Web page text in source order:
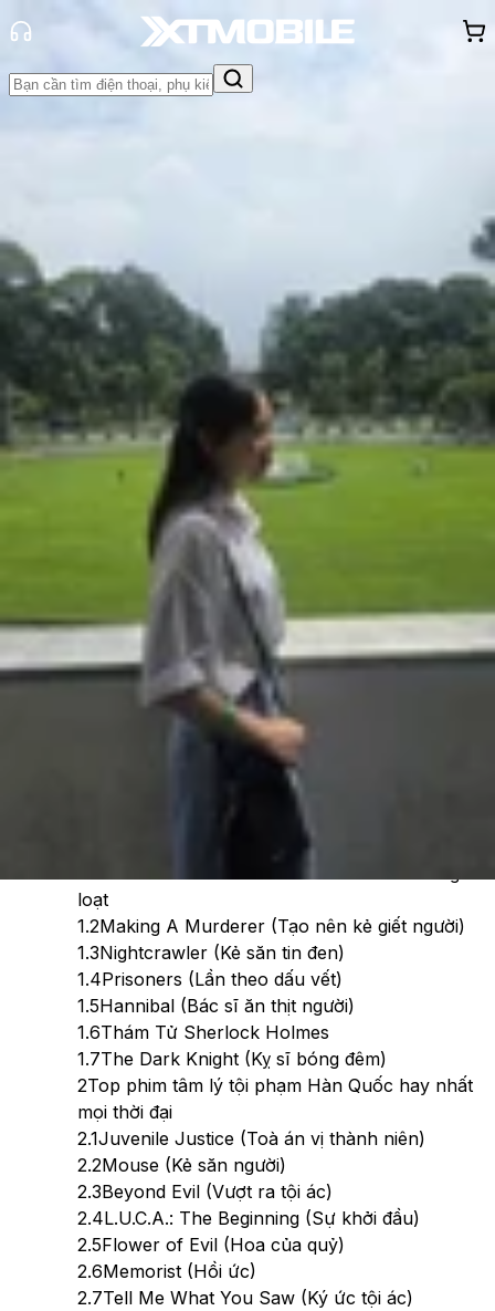
mãi
hàng - Sự kiện
Top phim tâm lý tội phạm kịch tính,
hấp dẫn, mới nhất năm 2025
Hồng Huệ
Ngày đăng:18/09/2025
18/09/2025
Theo dõi XTMobile trên
Top phim tâm lý tội phạm Mỹ hay nhất
loạt
1.2Making A Murderer (Tạo nên kẻ giết người)
1.3Nightcrawler (Kẻ săn tin đen)
1.4Prisoners (Lần theo dấu vết)
1.5Hannibal (Bác sĩ ăn thịt người)
1.6Thám Tử Sherlock Holmes
1.7The Dark Knight (Kỵ sĩ bóng đêm)
2Top phim tâm lý tội phạm Hàn Quốc hay nhất
mọi thời đại
2.1Juvenile Justice (Toà án vị thành niên)
2.2Mouse (Kẻ săn người)
2.3Beyond Evil (Vượt ra tội ác)
2.4L.U.C.A.: The Beginning (Sự khởi đầu)
2.5Flower of Evil (Hoa của quỷ)
2.6Memorist (Hồi ức)
2.7Tell Me What You Saw (Ký ức tội ác)